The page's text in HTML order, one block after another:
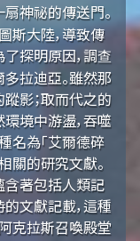
神祕的傳送門。
斯大陸，導致傳
探明原因，調查
拉迪亞。雖然那
影；取而代之的
境中游盪，吞噬
名為「艾爾德碎
關的研究文獻。
含著包括人類記
文獻記載，這種
克拉斯召喚殿堂